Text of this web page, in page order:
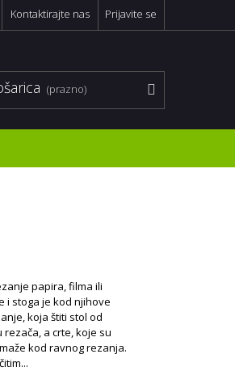
Prijavite se
Kontaktirajte nas
(prazno)
papira, filma ili
i stoga je kod njihove
koja štiti stol od
a crte, koje su
kod ravnog rezanja.